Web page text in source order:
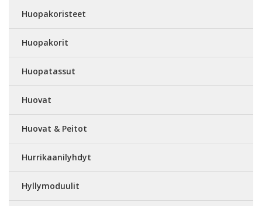
Huopakoristeet
Huopakorit
Huopatassut
Huovat
Huovat & Peitot
Hurrikaanilyhdyt
Hyllymoduulit